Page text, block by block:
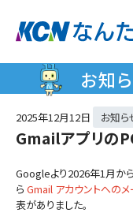
お知
2025年12月12日 お知ら
Gmailアプリの
Googleより2026年1月か
ら Gmail アカウントへの
表がありました。